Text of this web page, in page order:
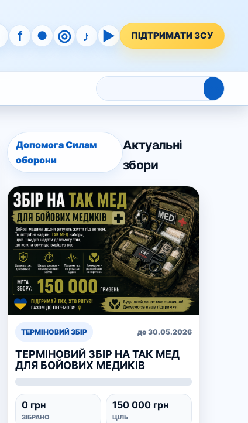
f ● ◎ ♪ ▶ ПІДТРИМАТИ ЗСУ
Допомога Силам
оборони
Актуальні
збори
ТЕРМІНОВИЙ ЗБІР до 30.05.2026
ТЕРМІНОВИЙ ЗБІР НА ТАК МЕД
ДЛЯ БОЙОВИХ МЕДИКІВ
0 грн
ЗІБРАНО
150 000 грн
ЦІЛЬ